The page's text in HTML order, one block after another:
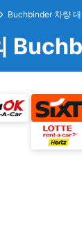
Buchbinder 차량